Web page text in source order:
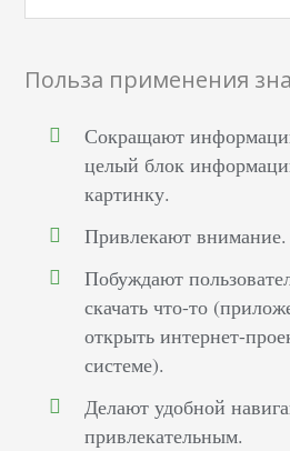
Польза применения
Сокращают
целый блок
картинку.
Привлекают внимание.
Побуждают
скачать что-то
открыть интернет-
системе).
Делают удобной
привлекательным.